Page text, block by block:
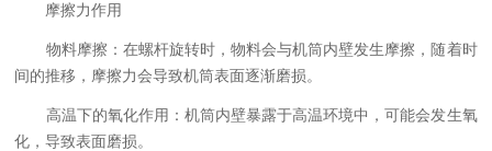
摩擦力作用
物料摩擦：在螺杆旋转时，物料会与机筒内壁发生摩擦，随着时
间的推移，摩擦力会导致机筒表面逐渐磨损。
高温下的氧化作用：机筒内壁暴露于高温环境中，可能会发生氧
化，导致表面磨损。